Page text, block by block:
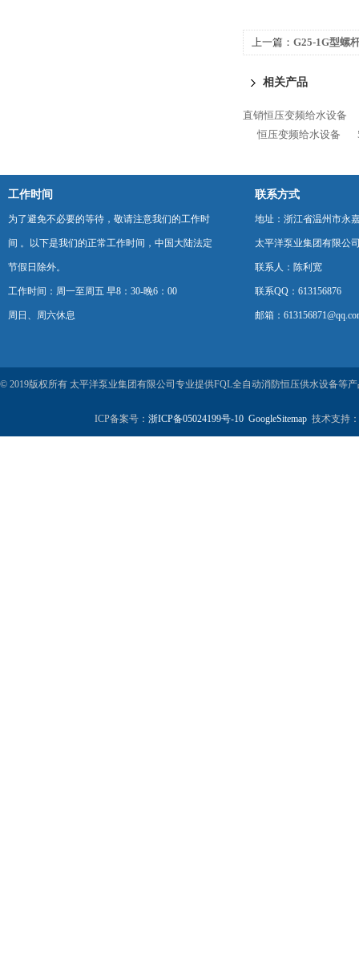
上一篇： G25-1G型螺
相关产品
直销恒压变频给水设备
恒压变频给水设备
工作时间
为了避免不必要的等待，敬请注意我们的工作时
间 。以下是我们的正常工作时间，中国大陆法定
节假日除外。
工作时间：周一至周五 早8：30-晚6：00
周日、周六休息
联系方式
地址：浙江省温州市永
太平洋泵业集团有限公
联系人：陈利宽
联系QQ：613156876
邮箱：
© 2019版权所有 太平洋泵业集团有限公司专业提供FQL全自动消防恒压供水设备等
ICP备案号： 浙ICP备05024199号-10 GoogleSitemap技术支持：